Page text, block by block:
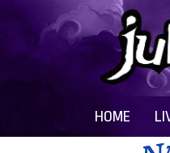
HOME